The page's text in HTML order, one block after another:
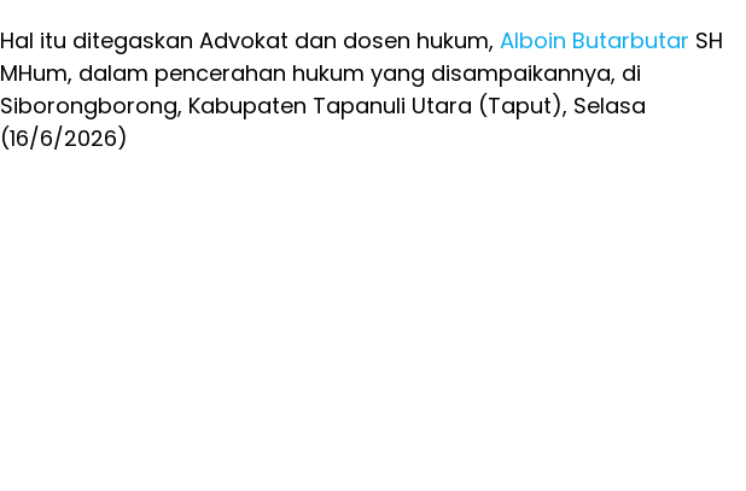
Hal itu ditegaskan Advokat dan dosen hukum, Alboin Butarbutar SH
MHum, dalam pencerahan hukum yang disampaikannya, di
Siborongborong, Kabupaten Tapanuli Utara (Taput), Selasa
(16/6/2026)